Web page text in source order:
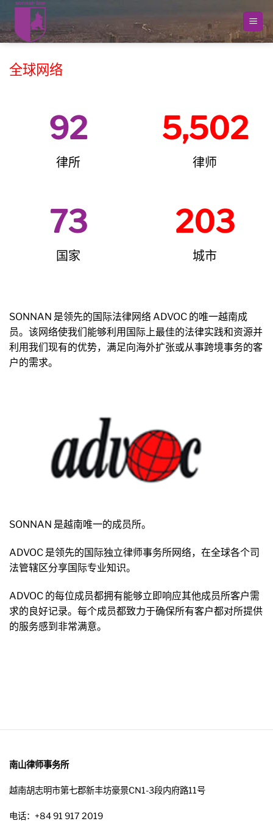
到
内
全球网络
92
律所
5,502
律师
73
国家
203
城市
SONNAN 是领先的国际法律网络 ADVOC 的唯一越南成
员。该网络使我们能够利用国际上最佳的法律实践和资源并
利用我们现有的优势，满足向海外扩张或从事跨境事务的客
户的需求。
SONNAN 是越南唯一的成员所。
ADVOC 是领先的国际独立律师事务所网络，在全球各个司
法管辖区分享国际专业知识。
ADVOC 的每位成员都拥有能够立即响应其他成员所客户需
求的良好记录。每个成员都致力于确保所有客户都对所提供
的服务感到非常满意。
南山律师事务所
越南胡志明市第七郡新丰坊豪景CN1-3段内府路11号
电话：+84 91 917 2019